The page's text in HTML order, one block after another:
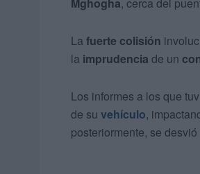
Mghogha, cerca del
La fuerte colisión
la imprudencia de un
Los informes a los que
de su vehículo,
posteriormente, se